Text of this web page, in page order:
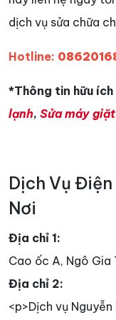
dịch vụ sửa chữa
Hotline:
*Thông tin hữu
lạnh, Sửa máy giặt
Dịch Vụ
Nơi
Địa chỉ 1:
Cao ốc A, Ngô Gia
Địa chỉ 2:
<p>Dịch vụ